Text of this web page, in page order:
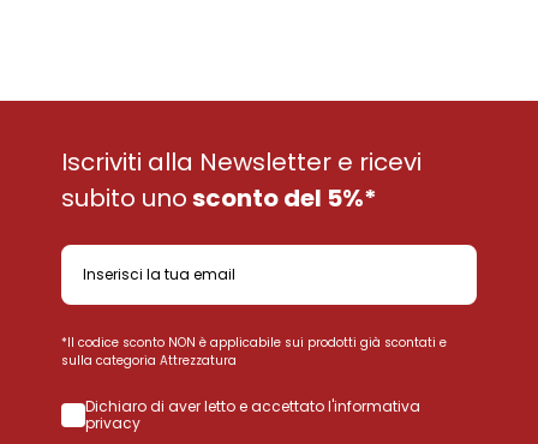
Iscriviti alla Newsletter e ricevi
subito unosconto del 5%*
*Il codice sconto NON è applicabile sui prodotti già scontati e
sulla categoria Attrezzatura
Dichiaro di aver letto e accettato l'informativa
privacy